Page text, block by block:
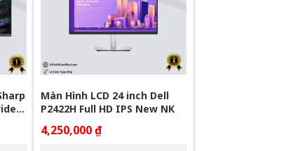
Màn Hình LCD 24 inch Dell
P2422H Full HD IPS New NK
4,250,000 ₫